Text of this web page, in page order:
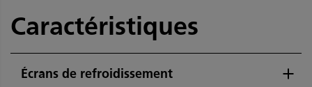
Caractéristiques
Écrans de refroidissement